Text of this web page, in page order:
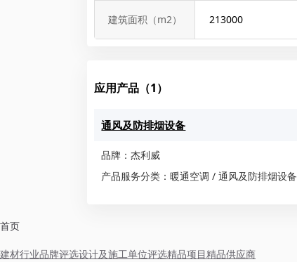
建筑面积（m2） 213000
应用产品（1）
通风及防排烟设备
品牌：杰利威
产品服务分类：暖通空调 / 通风及防排烟设备
首页
建材行业品牌评选设计及施工单位评选精品项目精品供应商